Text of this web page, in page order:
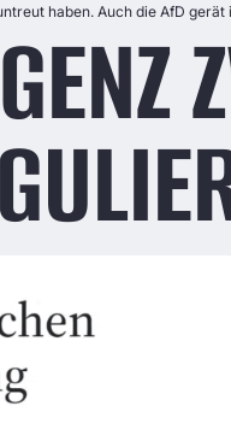
haben. Auch die AfD